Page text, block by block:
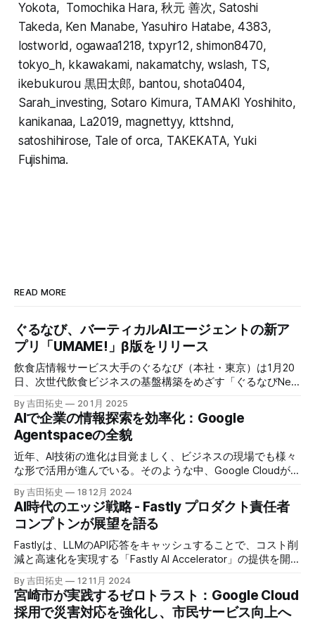
Yokota, Tomochika Hara, 秋元 善次, Satoshi
Takeda, Ken Manabe, Yasuhiro Hatabe, 4383,
lostworld, ogawaa1218, txpyr12, shimon8470,
tokyo_h, kkawakami, nakamatchy, wslash, TS,
ikebukurou 黒田太郎, bantou, shota0404,
Sarah_investing, Sotaro Kimura, TAMAKI Yoshihito,
kanikanaa, La2019, magnettyy, kttshnd,
satoshihirose, Tale of orca, TAKEKATA, Yuki
Fujishima.
READ MORE
ぐるなび、バーティカルAIエージェントの新ア
プリ「UMAME!」β版をリリース
飲食店情報サービス大手のぐるなび（本社・東京）は1月20
日、次世代飲食ビジネスの基盤構築をめざす「ぐるなびNext
プロジェクト」の初成果として、新たな飲食店探索アプリ
「UMAME!（うまみー！）」のβ版を公開した。
By 吉田拓史 20 1月 2025
AIで企業の情報探索を効率化：Google
Agentspaceの全貌
近年、AI技術の進化は目覚ましく、ビジネスの現場でも様々
な形で活用が進んでいる。そのような中、Google Cloudが新
たに発表したGoogle Agentspaceは、いま注目を集めるAIエ
ージェントがエンタープライズITを大きく変革する予兆と言
えるだろう。
By 吉田拓史 18 12月 2024
AI時代のエッジ戦略 - Fastly プロダクト責任者
コンプトンが展望を語る
Fastlyは、LLMのAPI応答をキャッシュすることで、コスト削
減と高速化を実現する「Fastly AI Accelerator」の提供を開始
した。キップ・コンプトン最高プロダクト責任者（CPO）
は、類似した質問への応答を再利用し、効率的な処理を可能
にすると説明した。さらに、コンプトンは、エッジコンピュ
ーティングの利点を活かしたパーソナライズや、エッジにお
By 吉田拓史 12 11月 2024
宮崎市が実践するゼロトラスト：Google Cloud
採用で災害対応を強化し、市民サービス向上へ